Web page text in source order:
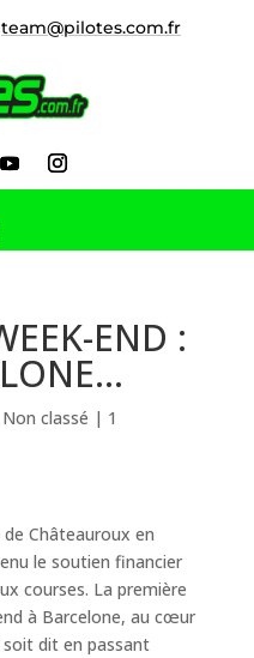
team@pilotes.com.fr
END :
Non classé | 1
Châteauroux en
le soutien financier
courses. La première
à Barcelone, au cœur
dit en passant